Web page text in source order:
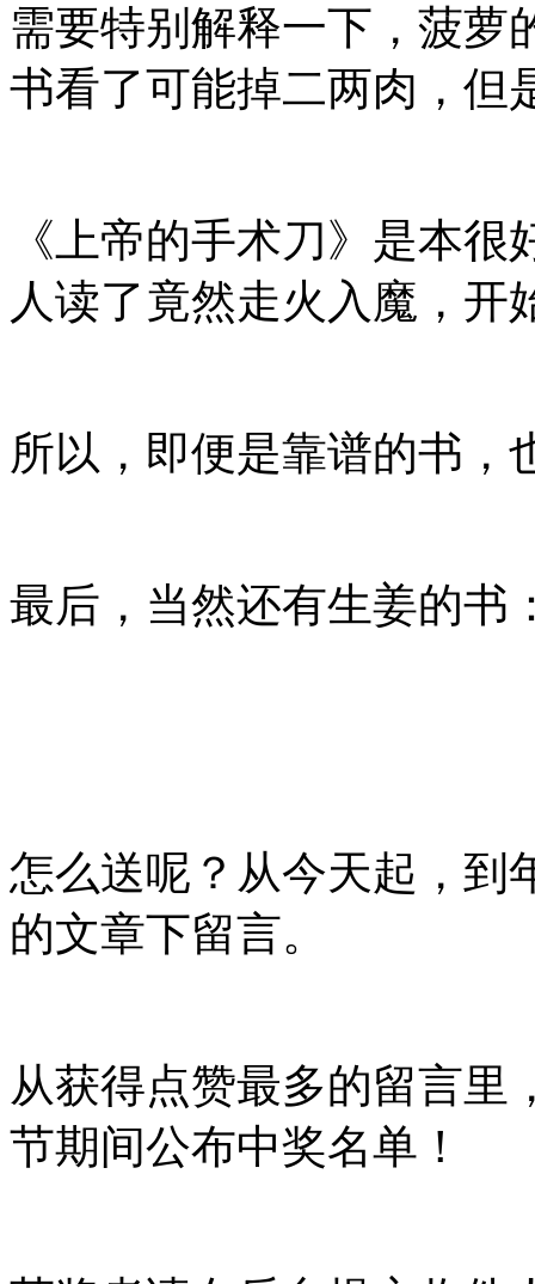
需要特别解释一下，菠萝
书看了可能掉二两肉，但
《上帝的手术刀》是本
人读了竟然走火入魔，开
所以，即便是靠谱的书，
最后，当然还有生姜的书
怎么送呢？从今天起，到
的文章下留言。
从获得点赞最多的留言里
节期间公布中奖名单！